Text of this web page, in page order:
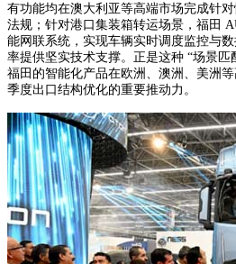
有功能均在澳大利亚等高端市场完成针
法规；针对港口集装箱转运场景，福田
能网联系统，实现车辆实时调度监控与
率提供坚实技术支撑。正是这种 “场景匹
福田的智能化产品在欧洲、澳洲、美洲
季度出口结构优化的重要推动力。